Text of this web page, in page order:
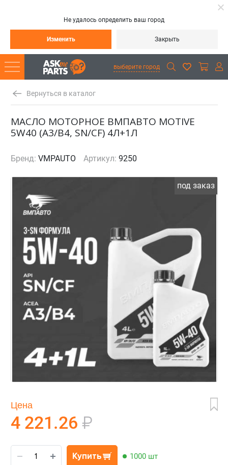
Не удалось определить ваш город
Изменить Закрыть
выберите город
Вернуться в каталог
МАСЛО МОТОРНОЕ ВМПАВТО MOTIVE
5W40 (A3/B4, SN/CF) 4Л+1Л
Бренд: VMPAUTO Артикул: 9250
под заказ
Цена
4 221.26 ₽
Купить 1000 шт